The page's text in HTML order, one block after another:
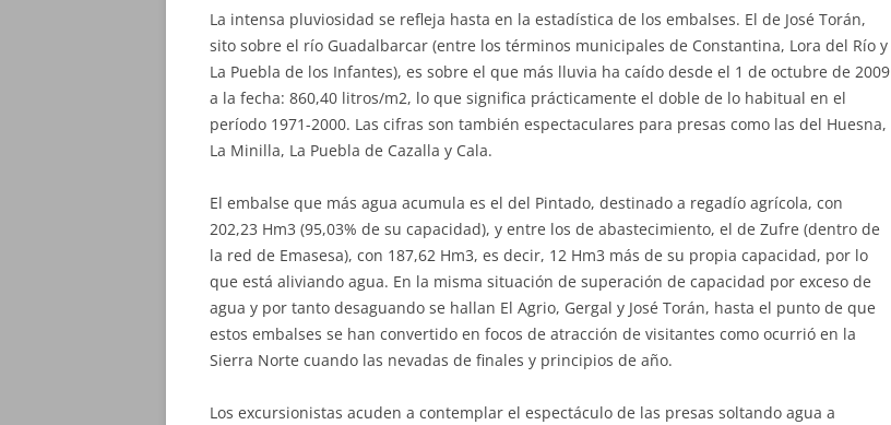
La intensa pluviosidad se refleja hasta en la estadística de los embalses. El de José Torán,
sito sobre el río Guadalbarcar (entre los términos municipales de Constantina, Lora del Río y
La Puebla de los Infantes), es sobre el que más lluvia ha caído desde el 1 de octubre de 2009
a la fecha: 860,40 litros/m2, lo que significa prácticamente el doble de lo habitual en el
período 1971-2000. Las cifras son también espectaculares para presas como las del Huesna,
La Minilla, La Puebla de Cazalla y Cala.
El embalse que más agua acumula es el del Pintado, destinado a regadío agrícola, con
202,23 Hm3 (95,03% de su capacidad), y entre los de abastecimiento, el de Zufre (dentro de
la red de Emasesa), con 187,62 Hm3, es decir, 12 Hm3 más de su propia capacidad, por lo
que está aliviando agua. En la misma situación de superación de capacidad por exceso de
agua y por tanto desaguando se hallan El Agrio, Gergal y José Torán, hasta el punto de que
estos embalses se han convertido en focos de atracción de visitantes como ocurrió en la
Sierra Norte cuando las nevadas de finales y principios de año.
Los excursionistas acuden a contemplar el espectáculo de las presas soltando agua a